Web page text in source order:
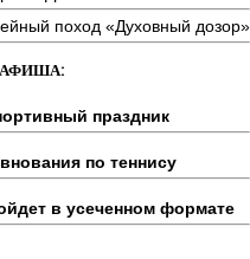
поход «Духовный дозор»
праздник
по теннису
в усеченном формате